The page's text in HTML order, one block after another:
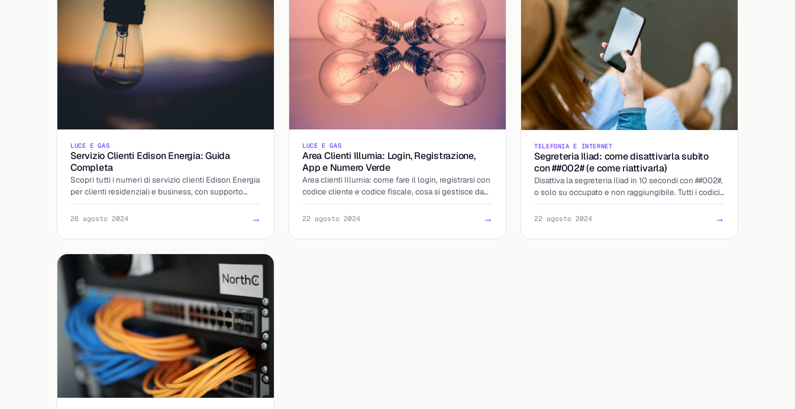
LUCE E GAS
Servizio Clienti Edison Energia: Guida
Completa
Scopri tutti i numeri di servizio clienti Edison Energia
per clienti residenziali e business, con supporto
24/7.
26 agosto 2024 →
LUCE E GAS
Area Clienti Illumia: Login, Registrazione,
App e Numero Verde
Area clienti Illumia: come fare il login, registrarsi con
codice cliente e codice fiscale, cosa si gestisce da
app e i numeri utili se non riesci a entrare.
22 agosto 2024 →
TELEFONIA E INTERNET
Segreteria Iliad: come disattivarla subito
con ##002# (e come riattivarla)
Disattiva la segreteria Iliad in 10 secondi con ##002#,
o solo su occupato e non raggiungibile. Tutti i codici,
la riattivazione e i problemi comuni.
22 agosto 2024 →